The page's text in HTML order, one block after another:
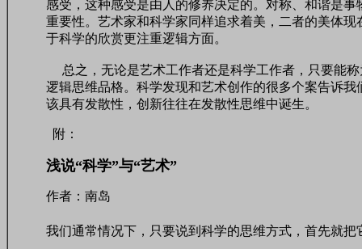
感受，这种感受是由人的修养决定的。对称、和谐是
重要性。艺术家和科学家同样追求着美，二者的美体
于科学的欣赏更注重逻辑方面。
总之，无论是艺术工作者还是科学工作者，只要能
逻辑思维品格。科学发现和艺术创作的很多个案告诉
该具有发散性，创新往往在发散性思维中诞生。
附：
浅说“科学”与“艺术”
作者： 南岛
我们通常情况下，只要说到科学的思维方式，首先就